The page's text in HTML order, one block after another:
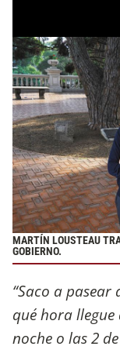
MARTÍN LOUSTEAU
GOBIERNO.
“Saco a
qué hora
noche o las 2